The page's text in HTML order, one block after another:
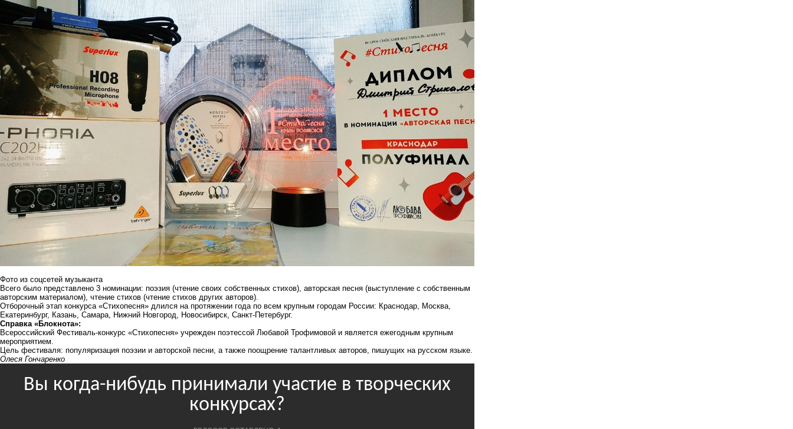
Фото из соцсетей музыканта
Всего было представлено 3 номинации: поэзия (чтение своих собственных стихов), авторская песня (выступление с собственным
авторским материалом), чтение стихов (чтение стихов других авторов).
Отборочный этап конкурса «Стихопесня» длился на протяжении года по всем крупным городам России: Краснодар, Москва,
Екатеринбург, Казань, Самара, Нижний Новгород, Новосибирск, Санкт-Петербург.
Справка «Блокнота»:
Всероссийский Фестиваль-конкурс «Стихопесня» учрежден поэтессой Любавой Трофимовой и является ежегодным крупным
мероприятием.
Цель фестиваля: популяризация поэзии и авторской песни, а также поощрение талантливых авторов, пишущих на русском языке.
Олеся Гончаренко